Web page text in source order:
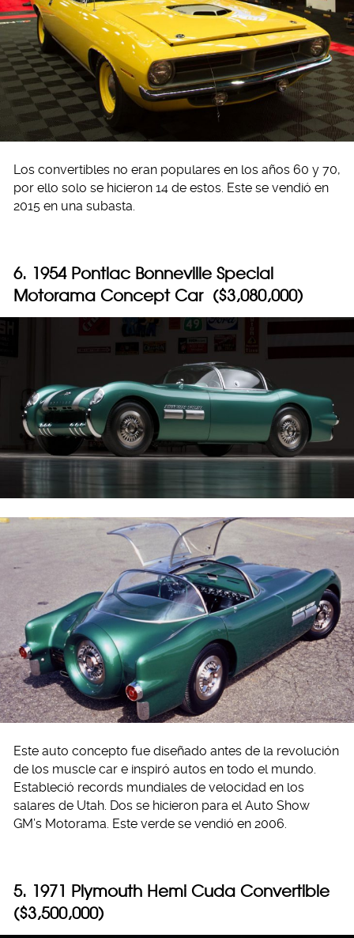
Los convertibles no eran populares en los años 60 y 70,
por ello solo se hicieron 14 de estos. Este se vendió en
2015 en una subasta.
6. 1954 Pontiac Bonneville Special
Motorama Concept Car ($3,080,000)
Este auto concepto fue diseñado antes de la revolución
de los muscle car e inspiró autos en todo el mundo.
Estableció records mundiales de velocidad en los
salares de Utah. Dos se hicieron para el Auto Show
GM’s Motorama. Este verde se vendió en 2006.
5. 1971 Plymouth Hemi Cuda Convertible
($3,500,000)